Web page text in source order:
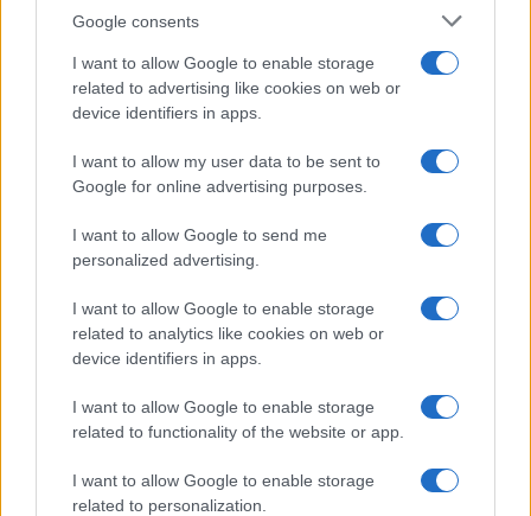
Google consents
I want to allow Google to enable storage
related to advertising like cookies on web or
device identifiers in apps.
I want to allow my user data to be sent to
Google for online advertising purposes.
I want to allow Google to send me
personalized advertising.
I want to allow Google to enable storage
related to analytics like cookies on web or
device identifiers in apps.
I want to allow Google to enable storage
related to functionality of the website or app.
I want to allow Google to enable storage
related to personalization.
Incidente sulla 125 a Olbia, due auto coinvolte:
danni ingenti
Auto finisce contro un muretto, un ferito ad
Arzachena
Incidente a Baia Sardinia, scontro tra auto e
Olbia, le previsioni meteo per lunedì 10 agosto